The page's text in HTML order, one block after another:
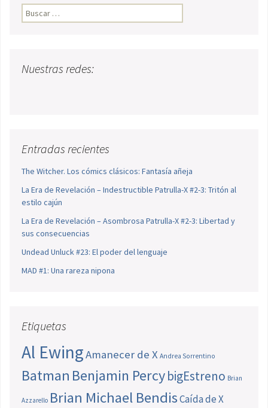
Buscar:
Nuestras redes:
Entradas recientes
The Witcher. Los cómics clásicos: Fantasía añeja
La Era de Revelación – Indestructible Patrulla-X #2-3: Tritón al
estilo cajún
La Era de Revelación – Asombrosa Patrulla-X #2-3: Libertad y
sus consecuencias
Undead Unluck #23: El poder del lenguaje
MAD #1: Una rareza nipona
Etiquetas
Al EwingAmanecer de X Andrea Sorrentino
Batman Benjamin PercybigEstreno Brian
Azzarello Brian Michael BendisCaída de X